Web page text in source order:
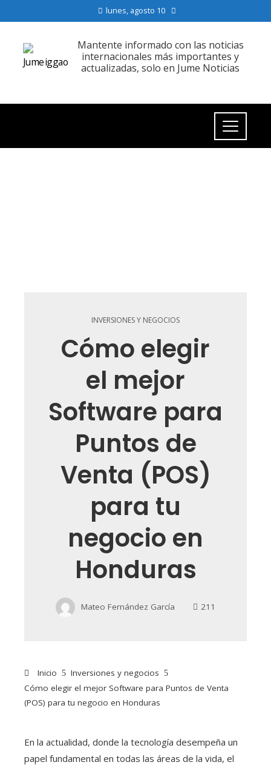
lunes, agosto 10
Mantente informado con las noticias
internacionales más importantes y
actualizadas, solo en Jume Noticias
INVERSIONES Y NEGOCIOS
Cómo elegir
el mejor
Software para
Puntos de
Venta (POS)
para tu
negocio en
Honduras
Mateo Fernández García 211
Inicio
Inversiones y negocios
Cómo elegir el mejor Software para Puntos de Venta
(POS) para tu negocio en Honduras
En la actualidad, donde la tecnología desempeña un
papel fundamental en todas las áreas de la vida, el